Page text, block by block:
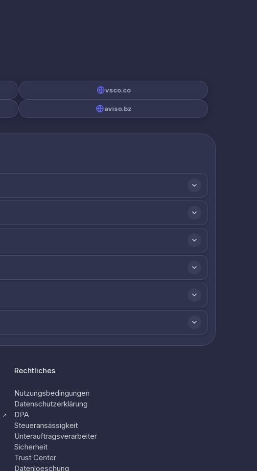
vsco.co
aviso.bz
↗
Rechtliches
Nutzungsbedingungen
Datenschutzerklärung
DPA
Steueransässigkeit
Unterauftragsverarbeiter
Sicherheit
Trust Center
Datenloeschung